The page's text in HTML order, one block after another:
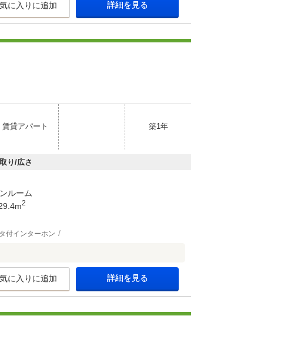
に入りに追加 詳細を見る
賃貸アパート 築1年
り/広さ
ルーム
2
付インターホン
に入りに追加 詳細を見る